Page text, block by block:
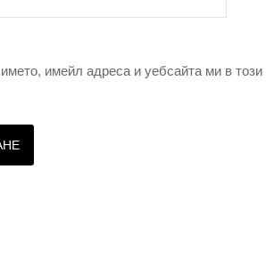
имейл адреса и уебсайта ми в